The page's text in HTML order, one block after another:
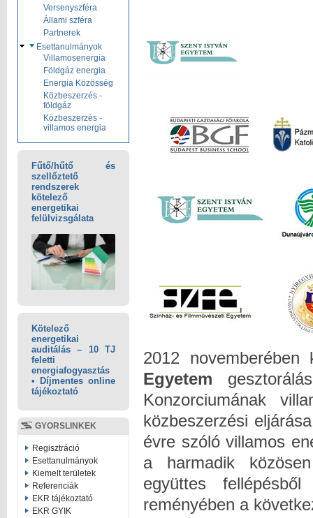
Versenyszféra
Állami szféra
Partnerek
Esettanulmányok
Villamosenergia
Földgáz energia
Energia Közösség
Közbeszerzés -
földgáz
Közbeszerzés -
villamos energia
Fűtő/hűtő és
szellőztető
rendszerek
kötelező
energetikai
felülvizsgálata
Kötelező
energetikai
auditálás – 10 TJ
feletti
energiafogyasztás
• Díjmentes online
tájékoztató
GYORSLINKEK
Regisztráció
Esettanulmányok
Kiemelt területek
Referenciák
EKR tájékoztató
EKR GYIK
2012
Egyetem
Konzorciumának
közbeszerzési
évre szóló villamos
a harmadik
együttes
reményében a